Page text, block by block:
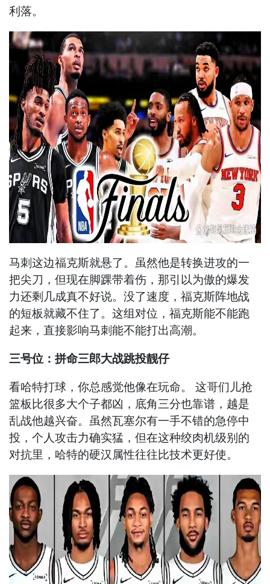
利落。
马刺这边福克斯就悬了。虽然他是转换进攻的一
把尖刀，但现在脚踝带着伤，那引以为傲的爆发
力还剩几成真不好说。没了速度，福克斯阵地战
的短板就藏不住了。这组对位，福克斯能不能跑
起来，直接影响马刺能不能打出高潮。
三号位：拼命三郎大战跳投靓仔
看哈特打球，你总感觉他像在玩命。 这哥们儿抢
篮板比很多大个子都凶，底角三分也靠谱，越是
乱战他越兴奋。虽然瓦塞尔有一手不错的急停中
投，个人攻击力确实猛，但在这种绞肉机级别的
对抗里，哈特的硬汉属性往往比技术更好使。